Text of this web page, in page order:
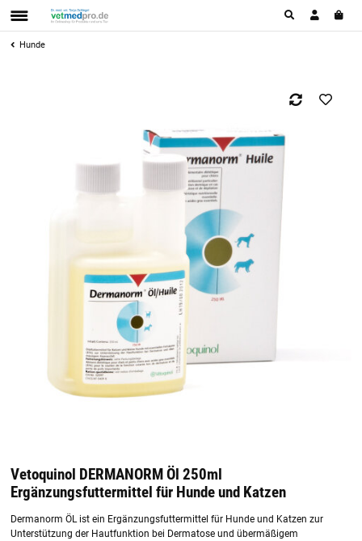
Hunde
Vetoquinol DERMANORM Öl 250ml
Ergänzungsfuttermittel für Hunde und Katzen
Dermanorm ÖL ist ein Ergänzungsfuttermittel für Hunde und Katzen zur
Unterstützung der Hautfunktion bei Dermatose und übermäßigem